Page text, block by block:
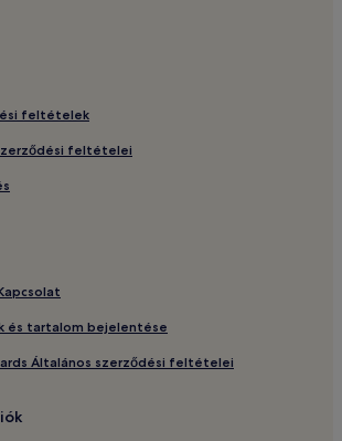
feltételek
feltételei
és tartalom bejelentése
Általános szerződési feltételei